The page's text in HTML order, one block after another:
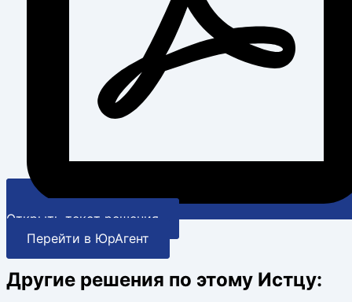
Открыть текст решения
Перейти в ЮрАгент
Другие решения по этому Истцу: